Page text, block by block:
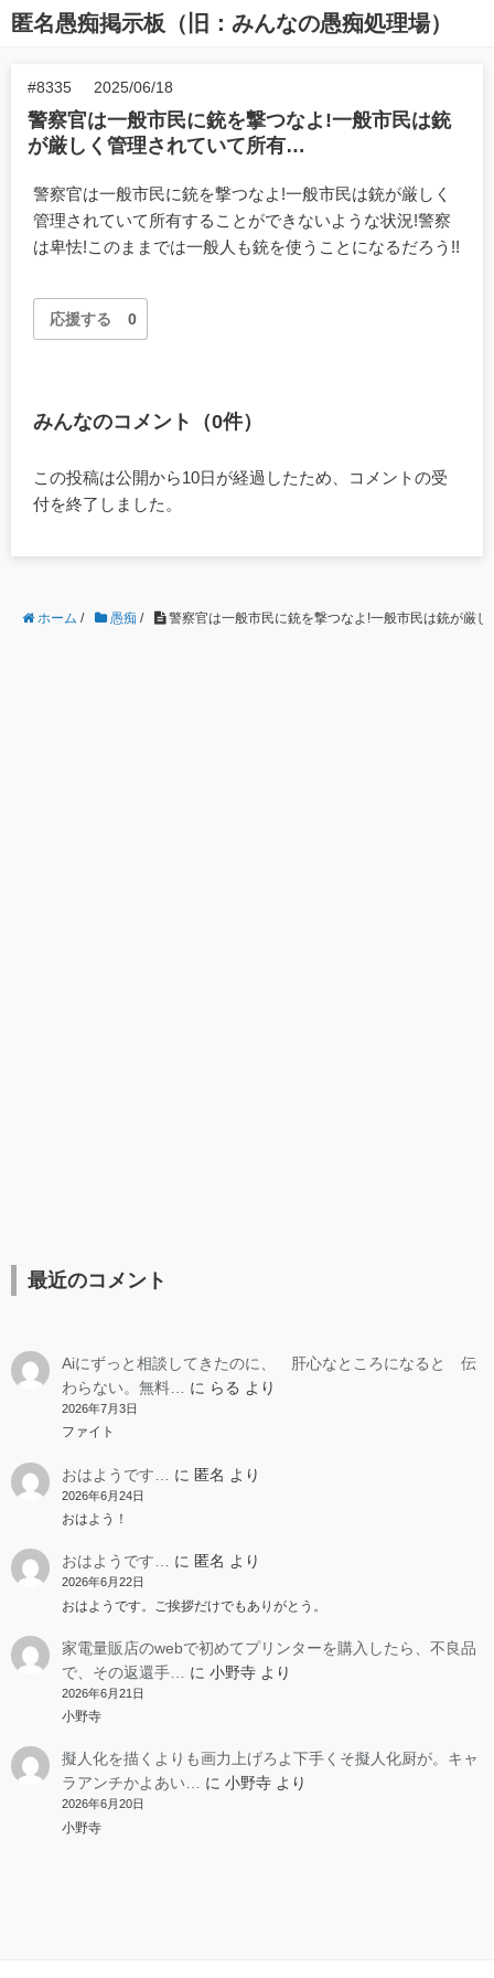
匿名愚痴掲示板（旧：みんなの愚痴処理場）
#8335 2025/06/18
警察官は一般市民に銃を撃つなよ!一般市民は銃
が厳しく管理されていて所有…
警察官は一般市民に銃を撃つなよ!一般市民は銃が厳しく
管理されていて所有することができないような状況!警察
は卑怯!このままでは一般人も銃を使うことになるだろう!!
応援する 0
みんなのコメント（0件）
この投稿は公開から10日が経過したため、コメントの受
付を終了しました。
ホーム / 愚痴 / 警察官は一般市民に銃を撃つなよ!一般市民は銃が厳
最近のコメント
Aiにずっと相談してきたのに、 肝心なところになると 伝
わらない。無料…
に らる より
2026年7月3日
ファイト
おはようです… に 匿名 より
2026年6月24日
おはよう！
おはようです… に 匿名 より
2026年6月22日
おはようです。ご挨拶だけでもありがとう。
家電量販店のwebで初めてプリンターを購入したら、不良品
で、その返還手…
に 小野寺より
2026年6月21日
小野寺
擬人化を描くよりも画力上げろよ下手くそ擬人化厨が。キャ
ラアンチかよあい…
に 小野寺より
2026年6月20日
小野寺